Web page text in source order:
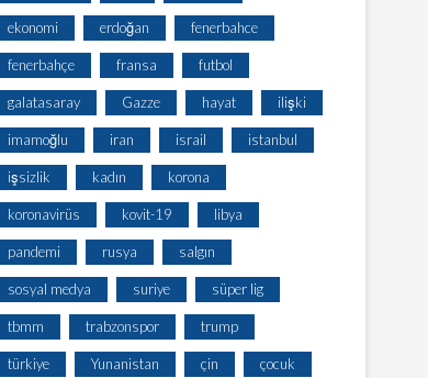
ekonomi erdoğan fenerbahce
fenerbahçe fransa futbol
galatasaray Gazze hayat ilişki
imamoğlu iran israil istanbul
işsizlik kadın korona
koronavirüs kovit-19 libya
pandemi rusya salgın
sosyal medya suriye süper lig
tbmm trabzonspor trump
türkiye Yunanistan çin çocuk